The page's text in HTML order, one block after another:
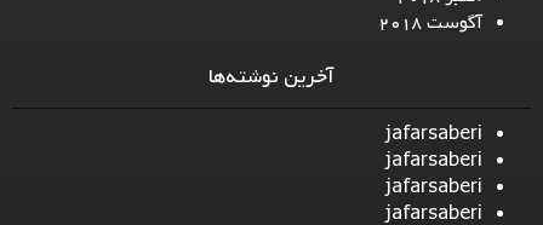
آگوست 2018
آخرین نوشته‌ها
jafarsaberi
jafarsaberi
jafarsaberi
jafarsaberi